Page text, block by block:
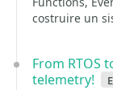
costruire un
From RTOS
telemetry!